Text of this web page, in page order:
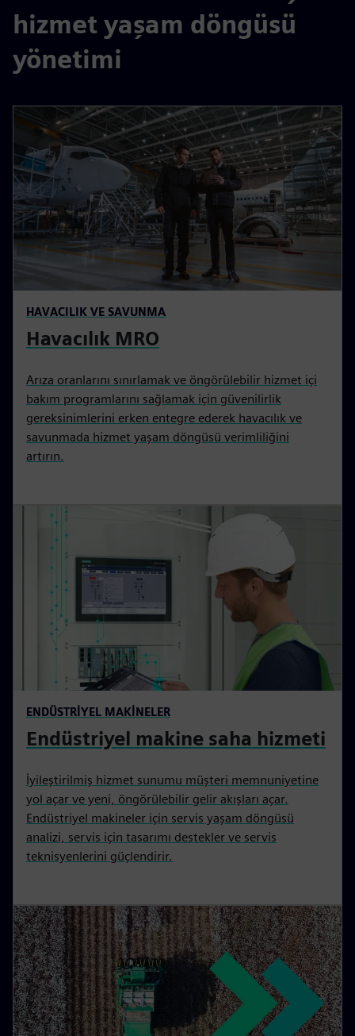
hizmet yaşam döngüsü
yönetimi
HAVACILIK VE SAVUNMA
Havacılık MRO
Arıza oranlarını sınırlamak ve öngörülebilir hizmet içi
bakım programlarını sağlamak için güvenilirlik
gereksinimlerini erken entegre ederek havacılık ve
savunmada hizmet yaşam döngüsü verimliliğini
artırın.
ENDÜSTRIYEL MAKINELER
Endüstriyel makine saha hizmeti
İyileştirilmiş hizmet sunumu müşteri memnuniyetine
yol açar ve yeni, öngörülebilir gelir akışları açar.
Endüstriyel makineler için servis yaşam döngüsü
analizi, servis için tasarımı destekler ve servis
teknisyenlerini güçlendirir.